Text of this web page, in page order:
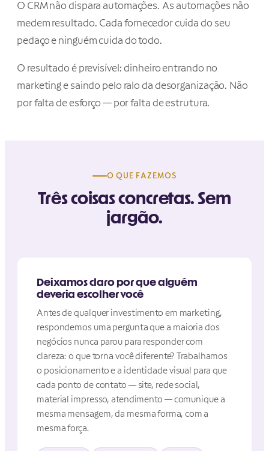
O CRM não dispara automações. As automações não
medem resultado. Cada fornecedor cuida do seu
pedaço e ninguém cuida do todo.
O resultado é previsível: dinheiro entrando no
marketing e saindo pelo ralo da desorganização. Não
por falta de esforço — por falta de estrutura.
O QUE FAZEMOS
Três coisas concretas. Sem
jargão.
Deixamos claro por que alguém
deveria escolher você
Antes de qualquer investimento em marketing,
respondemos uma pergunta que a maioria dos
negócios nunca parou para responder com
clareza: o que torna você diferente? Trabalhamos
o posicionamento e a identidade visual para que
cada ponto de contato — site, rede social,
material impresso, atendimento — comunique a
mesma mensagem, da mesma forma, com a
mesma força.